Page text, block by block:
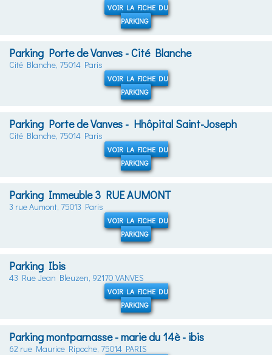
VOIR LA FICHE DU
PARKING
Parking Porte de Vanves - Cité Blanche
Cité Blanche, 75014 Paris
VOIR LA FICHE DU
PARKING
Parking Porte de Vanves - Hhôpital Saint-Joseph
Cité Blanche, 75014 Paris
VOIR LA FICHE DU
PARKING
Parking Immeuble 3 RUE AUMONT
3 rue Aumont, 75013 Paris
VOIR LA FICHE DU
PARKING
Parking Ibis
43 Rue Jean Bleuzen, 92170 VANVES
VOIR LA FICHE DU
PARKING
Parking montparnasse - marie du 14è - ibis
62 rue Maurice Ripoche, 75014 PARIS